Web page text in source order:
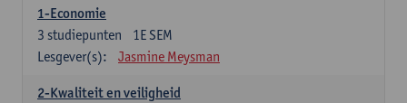
1-Economie
1E SEM
3 studiepunten
Lesgever(s):
Jasmine Meysman
2-Kwaliteit en veiligheid